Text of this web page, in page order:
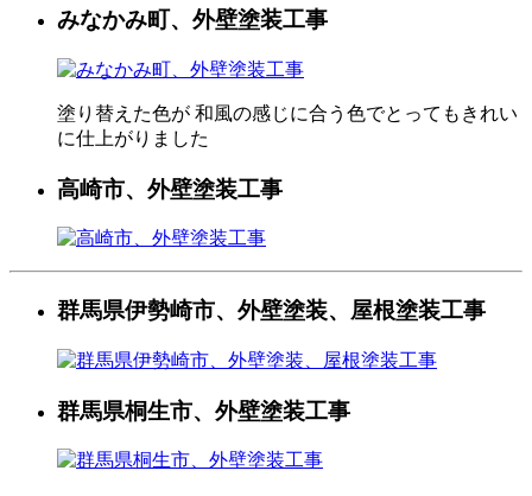
みなかみ町、外壁塗装工事
塗り替えた色が 和風の感じに合う色でとってもきれい
に仕上がりました
高崎市、外壁塗装工事
群馬県伊勢崎市、外壁塗装、屋根塗装工事
群馬県桐生市、外壁塗装工事